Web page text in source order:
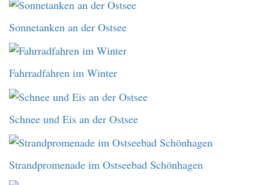
Sonnetanken an der Ostsee
Fahrradfahren im Winter
Schnee und Eis an der Ostsee
Strandpromenade im Ostseebad Schönhagen